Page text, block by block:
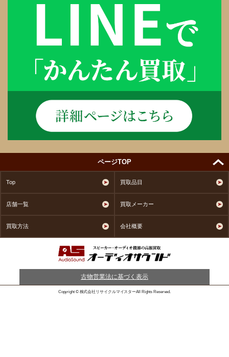
ページTOP
Top 買取品目
店舗一覧 買取メーカー
買取方法 会社概要
古物営業法に基づく表示
Copyright © 株式会社リサイクルマイスターAll Rights Reserved.